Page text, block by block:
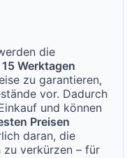
die
Werktagen
zu garantieren,
vor. Dadurch
und können
Preisen
daran, die
verkürzen – für